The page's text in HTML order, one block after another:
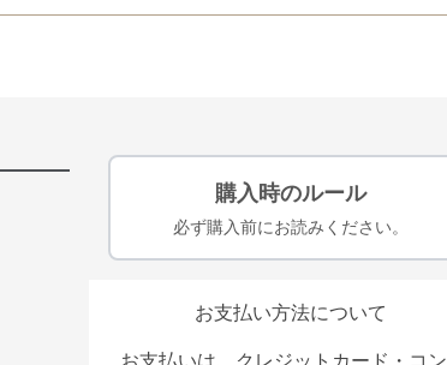
購入時のルール
必ず購入前にお読みください。
お支払い方法について
お支払いは、クレジットカード・コン